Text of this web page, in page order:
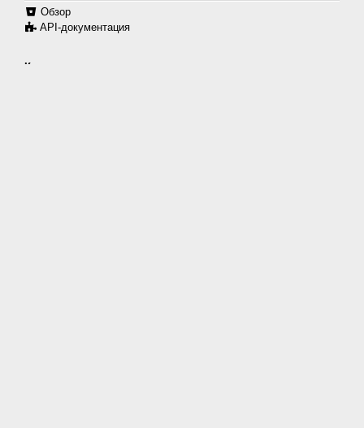
Обзор
API-документация
Контакт и защита личных данных